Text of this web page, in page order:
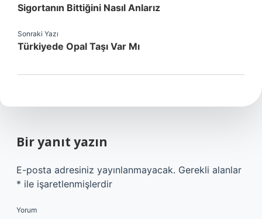
Sigortanın Bittiğini Nasıl Anlarız
Sonraki Yazı
Türkiyede Opal Taşı Var Mı
Bir yanıt yazın
E-posta adresiniz yayınlanmayacak. Gerekli alanlar
* ile işaretlenmişlerdir
Yorum